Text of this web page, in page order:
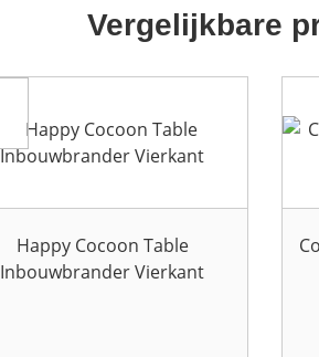
Vergelijkbare
Happy Cocoon Table
Inbouwbrander Vierkant